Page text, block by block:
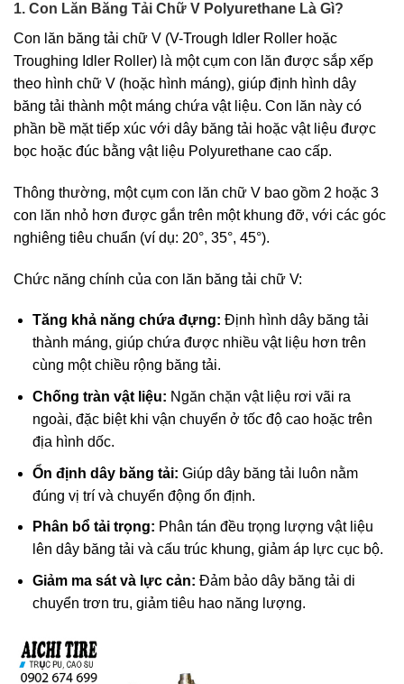
1. Con Lăn Băng Tải Chữ V Polyurethane Là Gì?
Con lăn băng tải chữ V (V-Trough Idler Roller hoặc
Troughing Idler Roller) là một cụm con lăn được sắp xếp
theo hình chữ V (hoặc hình máng), giúp định hình dây
băng tải thành một máng chứa vật liệu. Con lăn này có
phần bề mặt tiếp xúc với dây băng tải hoặc vật liệu được
bọc hoặc đúc bằng vật liệu Polyurethane cao cấp.
Thông thường, một cụm con lăn chữ V bao gồm 2 hoặc 3
con lăn nhỏ hơn được gắn trên một khung đỡ, với các góc
nghiêng tiêu chuẩn (ví dụ: 20°, 35°, 45°).
Chức năng chính của con lăn băng tải chữ V:
Tăng khả năng chứa đựng: Định hình dây băng tải
thành máng, giúp chứa được nhiều vật liệu hơn trên
cùng một chiều rộng băng tải.
Chống tràn vật liệu: Ngăn chặn vật liệu rơi vãi ra
ngoài, đặc biệt khi vận chuyển ở tốc độ cao hoặc trên
địa hình dốc.
Ổn định dây băng tải: Giúp dây băng tải luôn nằm
đúng vị trí và chuyển động ổn định.
Phân bổ tải trọng: Phân tán đều trọng lượng vật liệu
lên dây băng tải và cấu trúc khung, giảm áp lực cục bộ.
Giảm ma sát và lực cản: Đảm bảo dây băng tải di
chuyển trơn tru, giảm tiêu hao năng lượng.